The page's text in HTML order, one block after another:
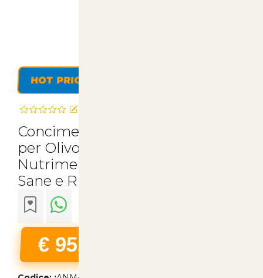
HOT PRICE
Concime Fogliare Vitanica Mc
per Olivo e Vigneto - 10 Litri di
Nutrimento Naturale per Piante
Sane e Rigogliose | Articoli per A
€ 95,00